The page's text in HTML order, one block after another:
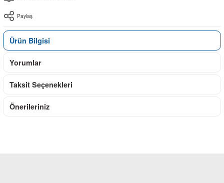
Paylaş
Ürün Bilgisi
Yorumlar
Taksit Seçenekleri
Önerileriniz